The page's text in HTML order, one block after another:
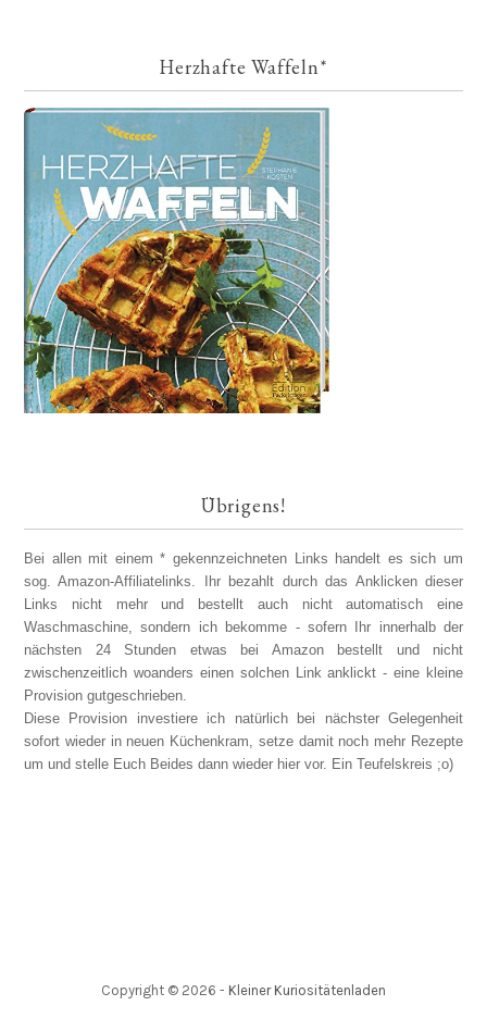
Herzhafte Waffeln*
Übrigens!
Bei allen mit einem * gekennzeichneten Links handelt es sich um
sog. Amazon-Affiliatelinks. Ihr bezahlt durch das Anklicken dieser
Links nicht mehr und bestellt auch nicht automatisch eine
Waschmaschine, sondern ich bekomme - sofern Ihr innerhalb der
nächsten 24 Stunden etwas bei Amazon bestellt und nicht
zwischenzeitlich woanders einen solchen Link anklickt - eine kleine
Provision gutgeschrieben.
Diese Provision investiere ich natürlich bei nächster Gelegenheit
sofort wieder in neuen Küchenkram, setze damit noch mehr Rezepte
um und stelle Euch Beides dann wieder hier vor. Ein Teufelskreis ;o)
Copyright © 2026 - Kleiner Kuriositätenladen